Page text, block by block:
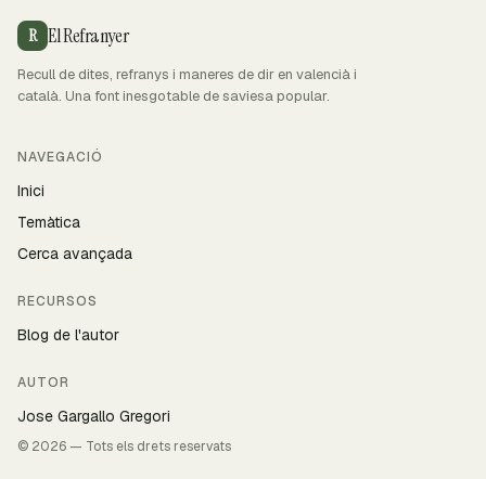
R El Refranyer
Recull de dites, refranys i maneres de dir en valencià i
català. Una font inesgotable de saviesa popular.
NAVEGACIÓ
Inici
Temàtica
Cerca avançada
RECURSOS
Blog de l'autor
AUTOR
Jose Gargallo Gregori
© 2026 — Tots els drets reservats